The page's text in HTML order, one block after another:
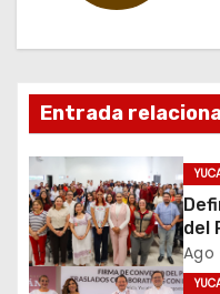
c
i
ó
n
d
Entrada
del
Ago